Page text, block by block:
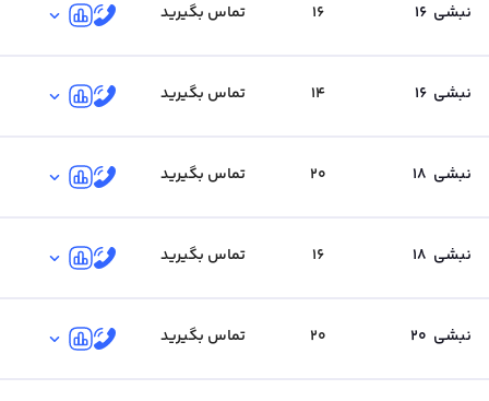
نبشی 16
16 تماس بگیرید
نبشی 16
14 تماس بگیرید
نبشی 18
20 تماس بگیرید
نبشی 18
16 تماس بگیرید
نبشی 20
20 تماس بگیرید